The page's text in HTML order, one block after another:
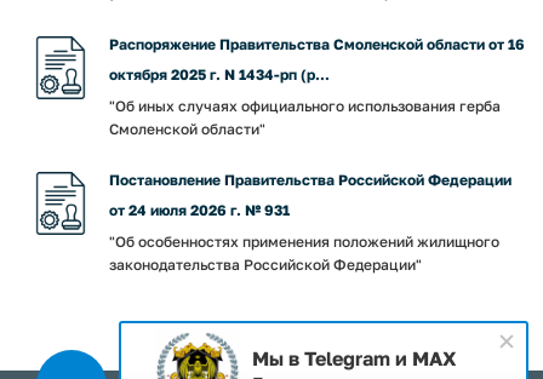
Распоряжение Правительства Смоленской области от 16
октября 2025 г. N 1434-рп (р...
"Об иных случаях официального использования герба
Смоленской области"
Постановление Правительства Российской Федерации
от 24 июля 2026 г. № 931
"Об особенностях применения положений жилищного
законодательства Российской Федерации"
Мы в Telegram и MAX